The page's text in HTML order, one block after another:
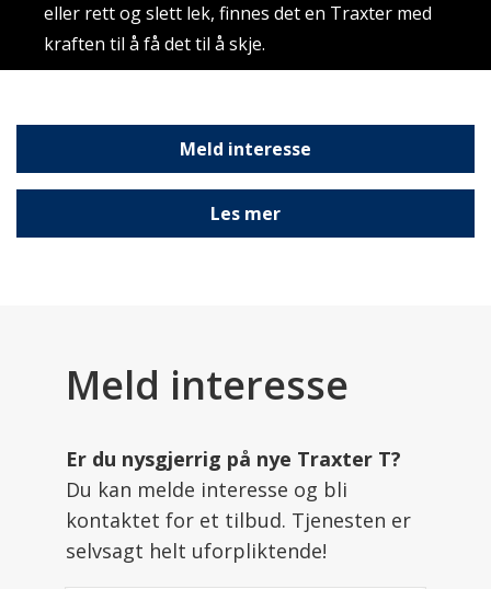
eller rett og slett lek, finnes det en Traxter med
kraften til å få det til å skje.
Meld interesse
Les mer
Meld interesse
Er du nysgjerrig på nye Traxter T?
Du kan melde interesse og bli
kontaktet for et tilbud. Tjenesten er
selvsagt helt uforpliktende!